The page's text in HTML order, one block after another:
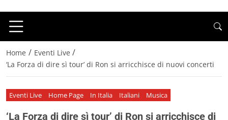
Home / Eventi Live /
‘La Forza di dire sì tour’ di Ron si arricchisce di nuovi concerti
Eventi Live Home Page In Italia Italiani Musica
‘La Forza di dire sì tour’ di Ron si arricchisce di